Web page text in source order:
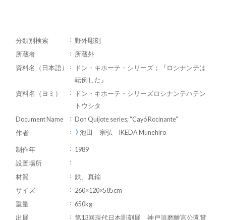
分類別検索
野外彫刻
所蔵者
所蔵外
資料名（日本語）
ドン・キホーテ・シリーズ；『ロシナンテは
転倒した』
資料名（ヨミ）
ドン・キホーテ・シリーズロシナンテハテン
トウシタ
Document Name
Don Quijote series; "Cayó Rocinante"
作者
池田 宗弘 IKEDA Munehiro
制作年
1989
設置場所
材質
鉄、真鍮
サイズ
260×120×585cm
重量
650kg
出展
第13回現代日本彫刻展 神戸須磨離宮公園賞